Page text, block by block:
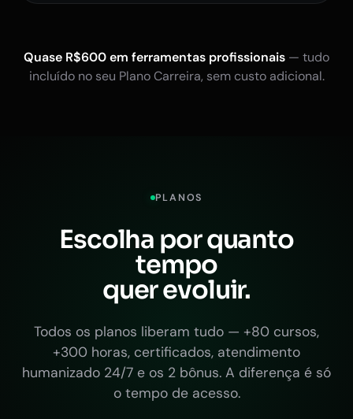
Quase R$600 em ferramentas profissionais — tudo
incluído no seu Plano Carreira, sem custo adicional.
PLANOS
Escolha por quanto
tempo
quer evoluir.
Todos os planos liberam tudo — +80 cursos,
+300 horas, certificados, atendimento
humanizado 24/7 e os 2 bônus. A diferença é só
o tempo de acesso.